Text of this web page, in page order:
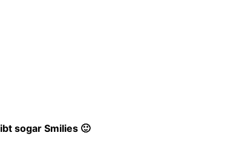
sogar Smilies 🙂